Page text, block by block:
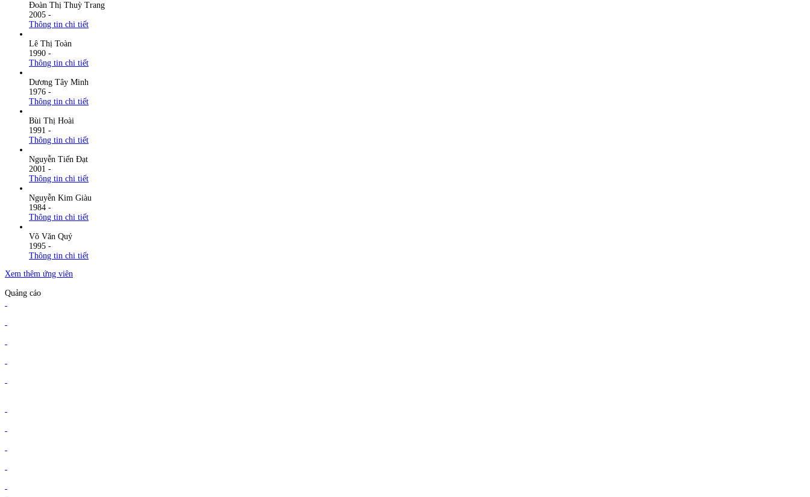
Đoàn Thị Thuỳ Trang
2005 -
Thông tin chi tiết
Lê Thị Toàn
1990 -
Thông tin chi tiết
Dương Tây Minh
1976 -
Thông tin chi tiết
Bùi Thị Hoài
1991 -
Thông tin chi tiết
Nguyễn Tiến Đạt
2001 -
Thông tin chi tiết
Nguyễn Kim Giàu
1984 -
Thông tin chi tiết
Võ Văn Quý
1995 -
Thông tin chi tiết
Xem thêm ứng viên
Quảng cáo